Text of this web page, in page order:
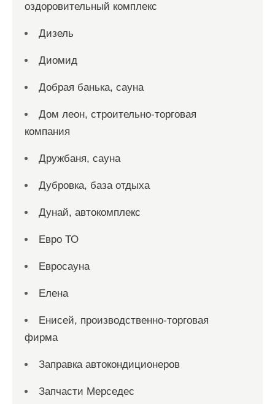
оздоровительный комплекс
Дизель
Диомид
Добрая банька, сауна
Дом леон, строительно-торговая
компания
Дружбаня, сауна
Дубровка, база отдыха
Дунай, автокомплекс
Евро ТО
Евросауна
Елена
Енисей, производственно-торговая
фирма
Заправка автокондиционеров
Запчасти Мерседес